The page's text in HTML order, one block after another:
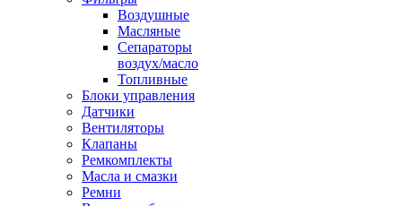
Воздушные
Масляные
Сепараторы
воздух/масло
Топливные
Блоки управления
Датчики
Вентиляторы
Клапаны
Ремкомплекты
Масла и смазки
Ремни